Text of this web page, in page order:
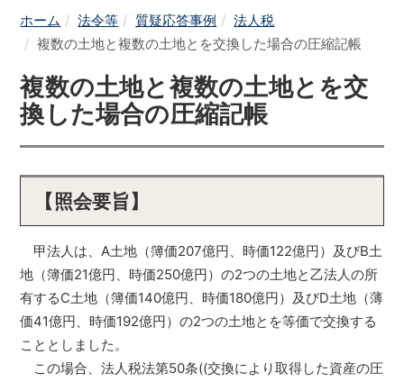
ホーム 法令等 質疑応答事例
法人税
複数の土地と複数の土地とを交換した場合の圧縮記帳
複数の土地と複数の土地とを交
換した場合の圧縮記帳
【照会要旨】
甲法人は、A土地（簿価207億円、時価122億円）及びB土
地（簿価21億円、時価250億円）の2つの土地と乙法人の所
有するC土地（簿価140億円、時価180億円）及びD土地（薄
価41億円、時価192億円）の2つの土地とを等価で交換する
こととしました。
この場合、法人税法第50条((交換により取得した資産の圧